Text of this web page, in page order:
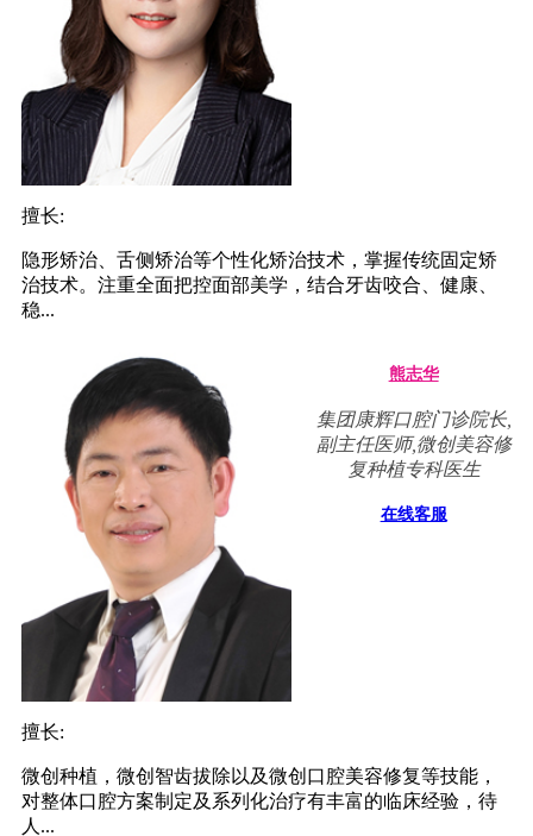
擅长:
隐形矫治、舌侧矫治等个性化矫治技术，掌握传统固定矫
治技术。注重全面把控面部美学，结合牙齿咬合、健康、
稳...
熊志华
集团康辉口腔门诊院长,
副主任医师,微创美容修
复种植专科医生
在线客服
擅长:
微创种植，微创智齿拔除以及微创口腔美容修复等技能，
对整体口腔方案制定及系列化治疗有丰富的临床经验，待
人...